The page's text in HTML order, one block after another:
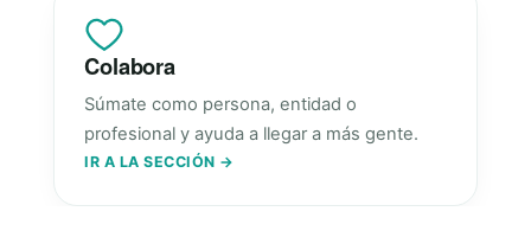
Colabora
Súmate como persona, entidad o
profesional y ayuda a llegar a más gente.
IR A LA SECCIÓN →